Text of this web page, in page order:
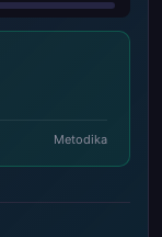
Metodika